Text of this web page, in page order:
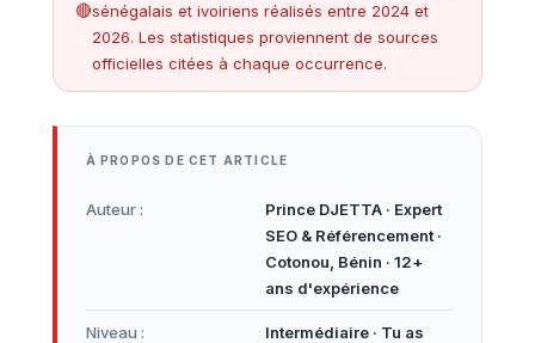
sénégalais et ivoiriens réalisés entre 2024 et
2026. Les statistiques proviennent de sources
officielles citées à chaque occurrence.
À PROPOS DE CET ARTICLE
Auteur :
Prince DJETTA · Expert
SEO & Référencement ·
Cotonou, Bénin · 12+
ans d'expérience
Niveau :
Intermédiaire · Tu as